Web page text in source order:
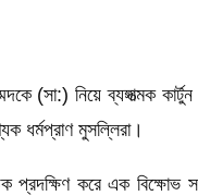
নিয়ে ব্যঙ্গাত্মক
ধর্মপ্রাণ মুসল্লিরা।
করে এক